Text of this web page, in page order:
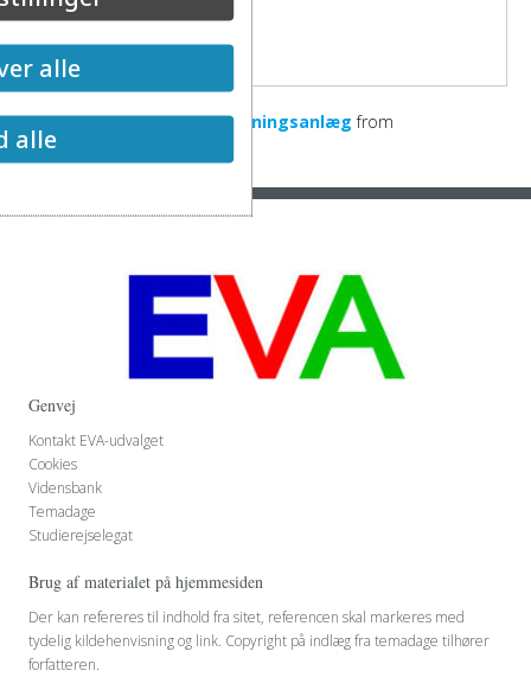
3 d ved projektering af ledningsanlæg from
EVAnetDenmark
Genvej
Kontakt EVA-udvalget
Cookies
Vidensbank
Temadage
Studierejselegat
Brug af materialet på hjemmesiden
Der kan refereres til indhold fra sitet, referencen skal markeres med
tydelig kildehenvisning og link. Copyright på indlæg fra temadage tilhører
forfatteren.
alle
alle